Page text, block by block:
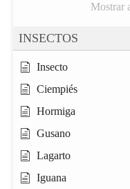
Mostrar
INSECTOS
Insecto
Ciempiés
Hormiga
Gusano
Lagarto
Iguana